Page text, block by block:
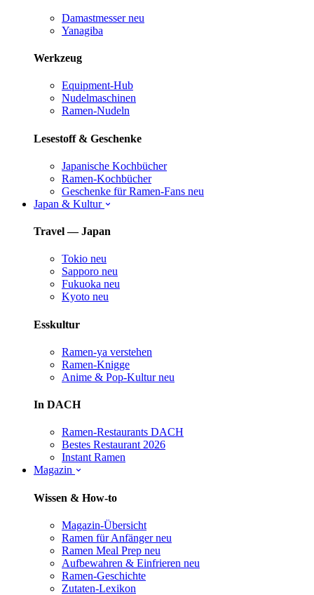
Damastmesser neu
Yanagiba
Werkzeug
Equipment-Hub
Nudelmaschinen
Ramen-Nudeln
Lesestoff & Geschenke
Japanische Kochbücher
Ramen-Kochbücher
Geschenke für Ramen-Fans neu
Japan & Kultur
Travel — Japan
Tokio neu
Sapporo neu
Fukuoka neu
Kyoto neu
Esskultur
Ramen-ya verstehen
Ramen-Knigge
Anime & Pop-Kultur neu
In DACH
Ramen-Restaurants DACH
Bestes Restaurant 2026
Instant Ramen
Magazin
Wissen & How-to
Magazin-Übersicht
Ramen für Anfänger neu
Ramen Meal Prep neu
Aufbewahren & Einfrieren neu
Ramen-Geschichte
Zutaten-Lexikon